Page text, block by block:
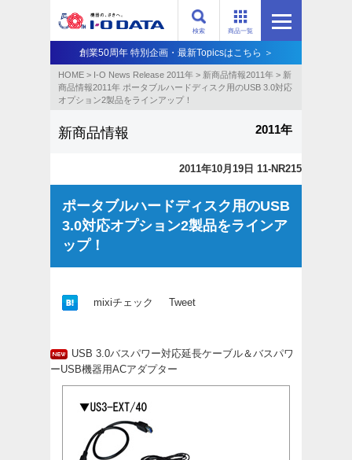
商品一覧
検索
創業50周年 特別企画・最新Topicsはこちら ＞
HOME > I-O News Release 2011年 > 新商品情報2011年 > 新
商品情報2011年 ポータブルハードディスク用のUSB 3.0対応
オプション2製品をラインアップ！
新商品情報 2011年
2011年10月19日 11-NR215
ポータブルハードディスク用のUSB
3.0対応オプション2製品をラインア
ップ！
mixiチェック Tweet
USB 3.0バスパワー対応延長ケーブル＆バスパワ
ーUSB機器用ACアダプター